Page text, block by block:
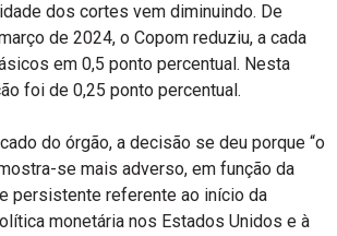
dos cortes vem diminuindo. De
de 2024, o Copom reduziu, a cada
em 0,5 ponto percentual. Nesta
foi de 0,25 ponto percentual.
do órgão, a decisão se deu porque “o
se mais adverso, em função da
persistente referente ao início da
monetária nos Estados Unidos e à